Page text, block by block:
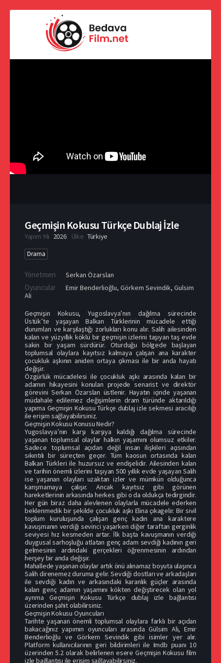
Geçmişin Kokusu Türkçe Dublaj İzle
Yapım Yılı 2026 Ülke Türkiye
Drama
Yönetmen Serkan Özarslan
Oyuncular Emir Benderlioğlu, Görkem Sevindik, Gulsim
Ali
Geçmişin Kokusu, Yugoslavya’nın dağılma sürecinde
Üstük’te yaşayan Balkan Türklerinin mücadele ettiği
durumları ve karşılaştığı zorlukları konu alır. Salih ailesinden
kalan ve yüzyıllık köklü bir geçmişin izlerini taşıyan taş evde
sakin bir yaşam sürdürür. Oturduğu bölgede başlayan
toplumsal olaylara kayıtsız kalmaya çalışan ana karakter
çocukluk aşkının aniden ortaya çıkması ile bir anda hayatı
değişir.
Özgürlük mücadelesi ile çocukluk aşkı arasında kalan bir
adamın hikayesini konulan projede senarist ve direktör
görevini Serkan Özarslan üstlenir. Hayatın içinde yaşanan
müdahale edilemez değişimlerin dram türünde aktarıldığı
yapıma Geçmişin Kokusu Türkçe dublaj izle sekmesi aracılığı
ile erişim sağlayabilirsiniz.
Geçmişin Kokusu Konusu Nedir?
Yugoslavya’nın karşı karşıya kaldığı dağılma sürecinde
yaşanan toplumsal olaylar halkın yaşamını olumsuz etkiler.
Sadece toplumsal açıdan değil insan ilişkileri açısından
sıkıntılı bir süreçten geçer. Tüm kaosun ortasında kalan
Balkan Türkleri ile huzursuz ve endişelidir. Ailesinden kalan
ve tarihin önemli izlerini taşıyan 500 yıllık evde yaşayan Salih
ise yaşanan olayları uzaktan izler ve mümkün olduğunca
karışmamaya çalışır. Ancak kayıtsız gibi görünen
hareketlerinin arkasında herkes gibi o da oldukça tedirgindir.
Her gün biraz daha alevlenen olaylarla mücadele ederken
beklenmedik bir şekilde çocukluk aşkı Elina çıkagelir. Bir sivil
toplum kuruluşunda çalışan genç kadın ana karaktere
kavuşmanın verdiği sevinci yaşarken diğer taraftan gerginlik
seviyesi hız kesmeden artar. İlk başta kavuşmanın verdiği
duygusal sarhoşluğu atlatan genç adam sevdiği kadının geri
gelmesinin ardındaki gerçekleri öğrenmesinin ardından
herşey bir anda değişir.
Mahallede yaşanan olaylar artık önü alınamaz boyuta ulaşınca
Salih direnemez duruma gelir. Sevdiği dostları ve arkadaşları
ile sevdiği kadın ve arkasındaki karanlık güçler arasında
kalan genç adamın yaşamını kökten değiştirecek olan yol
ayrıma Geçmişin Kokusu Türkçe dublaj izle bağlantısı
üzerinden şahit olabilirsiniz.
Geçmişin Kokusu Oyuncuları
Tarihte yaşanan önemli toplumsal olaylara farklı bir açıdan
bakacağınız yapımın oyuncuları arasında Gülsim Ali, Emir
Benderlioğlu ve Görkem Sevindik gibi isimler yer alır.
Platform kullanıcılarının geri bildirimleri ile Imdb puanı 10
üzerinden 5.2 olarak belirlenen esere Geçmişin Kokusu film
izle bağlantısı ile erişim sağlayabilirsiniz.